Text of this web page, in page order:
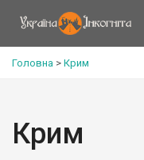
Головна > Крим
Крим